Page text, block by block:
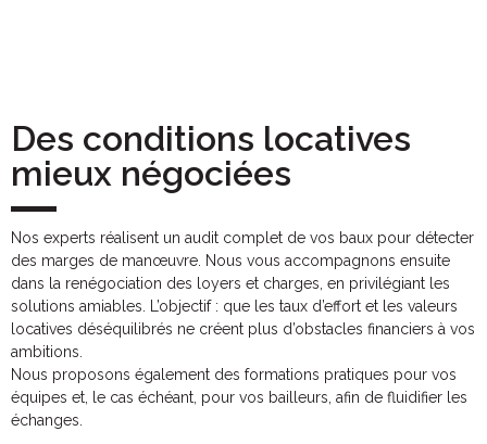
Des conditions locatives
mieux négociées
Nos experts réalisent un audit complet de vos baux pour détecter
des marges de manœuvre. Nous vous accompagnons ensuite
dans la renégociation des loyers et charges, en privilégiant les
solutions amiables. L’objectif : que les taux d’effort et les valeurs
locatives déséquilibrés ne créent plus d’obstacles financiers à vos
ambitions.
Nous proposons également des formations pratiques pour vos
équipes et, le cas échéant, pour vos bailleurs, afin de fluidifier les
échanges.